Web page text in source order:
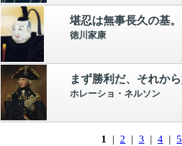
堪忍は無事長久の基。
徳川家康
ホレーショ・ネルソン
1 | 2 | 3 | 4 | 5